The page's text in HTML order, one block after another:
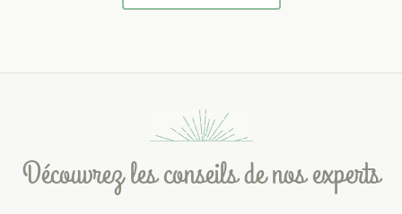
Découvrez les conseils de nos experts